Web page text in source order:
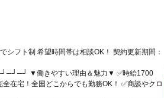
シフト制 希望時間帯は相談OK！ 契約更新期間：
▼働きやすい理由＆魅力▼ ✅時給1700
全在宅！全国どこからでも勤務OK！ ✅商談やクロ